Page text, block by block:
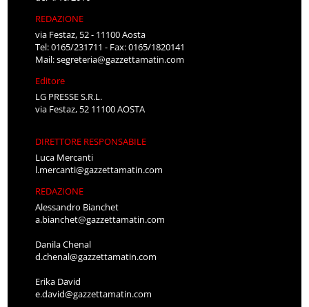
REDAZIONE
via Festaz, 52 - 11100 Aosta
Tel: 0165/231711 - Fax: 0165/1820141
Mail:segreteria@gazzettamatin.com
Editore
LG PRESSE S.R.L.
via Festaz, 52 11100 AOSTA
DIRETTORE RESPONSABILE
Luca Mercanti
l.mercanti@gazzettamatin.com
REDAZIONE
Alessandro Bianchet
a.bianchet@gazzettamatin.com
Danila Chenal
d.chenal@gazzettamatin.com
Erika David
e.david@gazzettamatin.com